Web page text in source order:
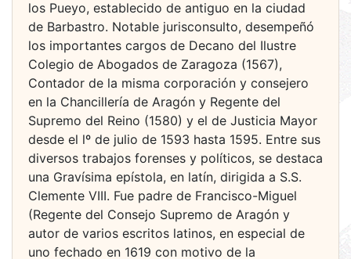
los Pueyo, establecido de antiguo en la ciudad
de Barbastro. Notable jurisconsulto, desempeñó
los importantes cargos de Decano del Ilustre
Colegio de Abogados de Zaragoza (1567),
Contador de la misma corporación y consejero
en la Chancillería de Aragón y Regente del
Supremo del Reino (1580) y el de Justicia Mayor
desde el lº de julio de 1593 hasta 1595. Entre sus
diversos trabajos forenses y políticos, se destaca
una Gravísima epístola, en latín, dirigida a S.S.
Clemente VIII. Fue padre de Francisco-Miguel
(Regente del Consejo Supremo de Aragón y
autor de varios escritos latinos, en especial de
uno fechado en 1619 con motivo de la